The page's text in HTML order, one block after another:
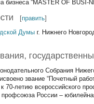
“MASTER OF BUSI-
[править]
Думы г. Нижнего
Собрания
звание “Почетный
70-летию всероссийского
профсоюза России –